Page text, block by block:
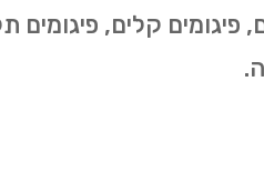
פיגומים קלים,